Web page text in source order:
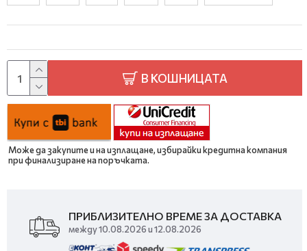
В КОШНИЦАТА
Може да закупите и на изплащане, избирайки кредитна компания
при финализиране на поръчката.
ПРИБЛИЗИТЕЛНО ВРЕМЕ ЗА ДОСТАВКА
между 10.08.2026 и 12.08.2026